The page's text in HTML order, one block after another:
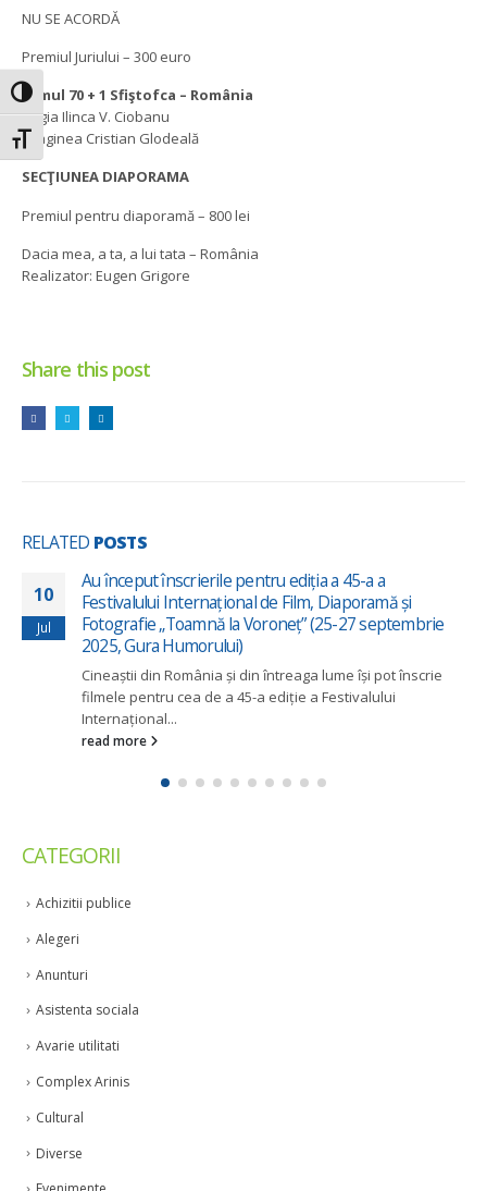
Toggle High Contrast
Toggle Font size
NU SE ACORDĂ
Premiul Juriului – 300 euro
Filmul 70 + 1 Sfiştofca – România
Regia Ilinca V. Ciobanu
Imaginea Cristian Glodeală
SECŢIUNEA DIAPORAMA
Premiul pentru diaporamă – 800 lei
Dacia mea, a ta, a lui tata – România
Realizator: Eugen Grigore
Share this post
RELATED POSTS
ediția a 45-a a
Diaporamă și
(25-27 septembrie
lume își pot înscrie
a Festivalului
25
Sep
Cinema Casa de Cultura se
Vă așteptăm cu proiecții 2D/
pentru perioada 25-27
read more
CATEGORII
Achizitii publice
Asistenta sociala
Avarie utilitati